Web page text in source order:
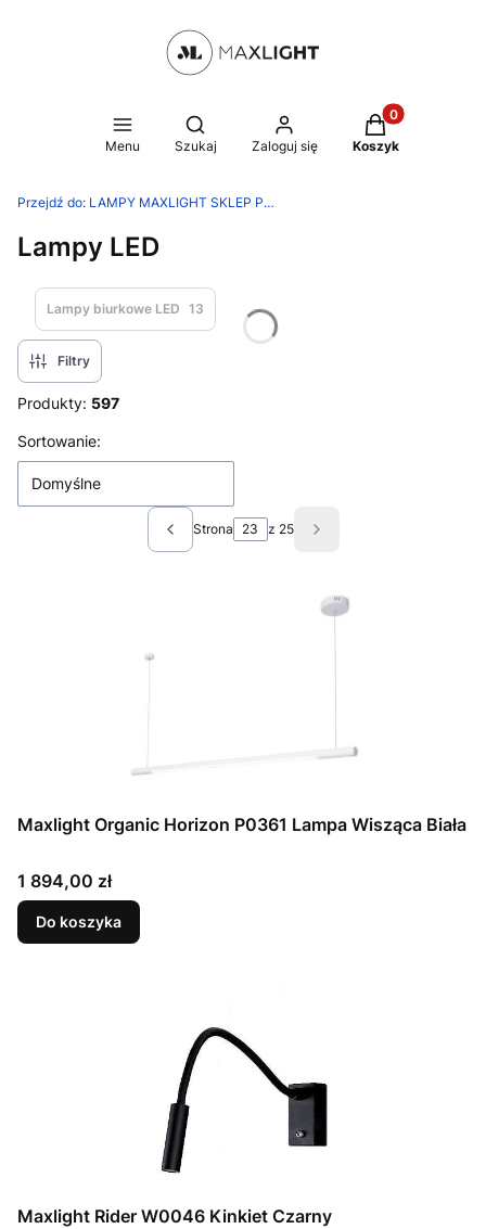
Menu
Otwórz wyszukiwarkę
Szukaj Zaloguj się
Produkty w
Koszyk
Przejdź do: LAMPY MAXLIGHT SKLEP PRODUCENTA
Lampy LED
Lampy biurkowe LED 13
Filtry
Produkty: 597
Lista produktów
Sortowanie:
Domyślne
Poprzednie produkty
Strona z 25 Następne produkty
Maxlight Organic Horizon P0361 Lampa Wisząca Biała
Cena
1 894,00 zł
Do koszyka
Maxlight Rider W0046 Kinkiet Czarny